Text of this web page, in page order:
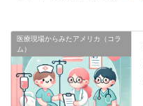
医療現場からみたアメリカ（コラ
ム）